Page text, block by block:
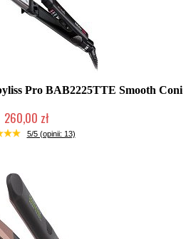
Pro BAB2225TTE Smooth Coni
260,00 zł
wycofany
5/5 (opinii: 13)